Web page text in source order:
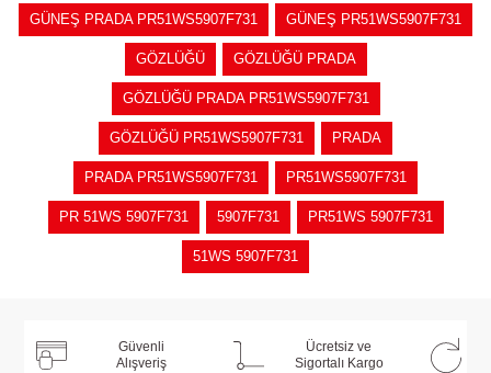
GÜNEŞ PRADA PR51WS5907F731 GÜNEŞ PR51WS5907F731
GÖZLÜĞÜ GÖZLÜĞÜ PRADA
GÖZLÜĞÜ PRADA PR51WS5907F731
GÖZLÜĞÜ PR51WS5907F731 PRADA
PRADA PR51WS5907F731 PR51WS5907F731
PR 51WS 5907F731 5907F731 PR51WS 5907F731
51WS 5907F731
Güvenli
Alışveriş
Ücretsiz ve
Sigortalı Kargo